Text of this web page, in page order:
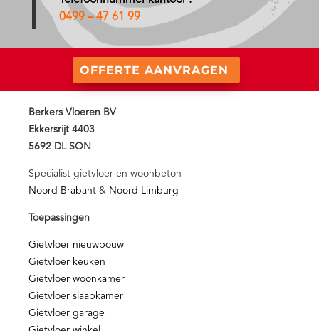
0499 – 47 61 99
OFFERTE AANVRAGEN
Berkers Vloeren BV
Ekkersrijt 4403
5692 DL SON
Specialist gietvloer en woonbeton
Noord Brabant & Noord Limburg
Toepassingen
Gietvloer nieuwbouw
Gietvloer keuken
Gietvloer woonkamer
Gietvloer slaapkamer
Gietvloer garage